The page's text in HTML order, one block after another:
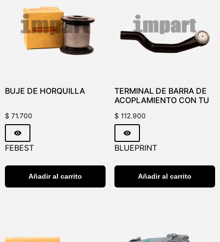
BUJE DE HORQUILLA
$ 71.700
FEBEST
Añadir al carrito
TERMINAL DE BARRA DE
ACOPLAMIENTO CON TU
$ 112.900
BLUEPRINT
Añadir al carrito